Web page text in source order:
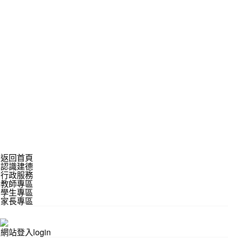
返回首頁
認識建德
行政服務
教師專區
學生專區
家長專區
網站登入login